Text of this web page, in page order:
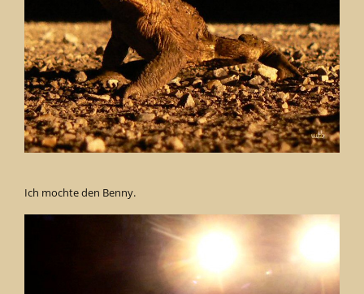
Ich mochte den Benny.